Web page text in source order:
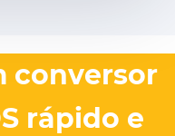
conversor
rápido e